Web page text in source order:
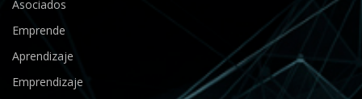
Asociados
Emprende
Aprendizaje
Emprendizaje